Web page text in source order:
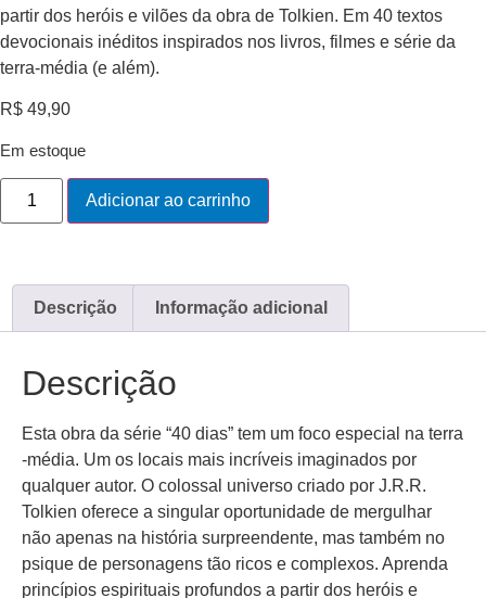
partir dos heróis e vilões da obra de Tolkien. Em 40 textos
devocionais inéditos inspirados nos livros, filmes e série da
terra-média (e além).
R$ 49,90
Em estoque
Adicionar ao carrinho
Descrição Informação adicional
Descrição
Esta obra da série “40 dias” tem um foco especial na terra
-média. Um os locais mais incríveis imaginados por
qualquer autor. O colossal universo criado por J.R.R.
Tolkien oferece a singular oportunidade de mergulhar
não apenas na história surpreendente, mas também no
psique de personagens tão ricos e complexos. Aprenda
princípios espirituais profundos a partir dos heróis e